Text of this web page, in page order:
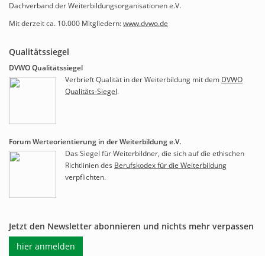
Dachverband der Weiterbildungsorganisationen e.V.
Mit derzeit ca. 10.000 Mitgliedern:www.dvwo.de
Qualitätssiegel
DVWO Qualitätssiegel
Verbrieft Qualität in der Weiterbildung mit dem DVWO
Qualitäts-Siegel.
Forum Werteorientierung in der Weiterbildung e.V.
Das Siegel für Weiterbildner, die sich auf die ethischen
Richtlinien des Berufskodex für die Weiterbildung
verpflichten.
Jetzt den Newsletter abonnieren und nichts mehr verpassen
hier anmelden